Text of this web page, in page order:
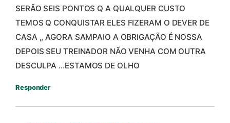
SERÃO SEIS PONTOS Q A QUALQUER CUSTO
TEMOS Q CONQUISTAR ELES FIZERAM O DEVER DE
CASA ,, AGORA SAMPAIO A OBRIGAÇÃO É NOSSA
DEPOIS SEU TREINADOR NÃO VENHA COM OUTRA
DESCULPA …ESTAMOS DE OLHO
Responder